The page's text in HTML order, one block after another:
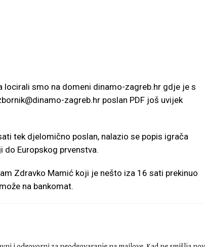
smo na domeni dinamo-zagreb.hr gdje je s
zagreb.hr poslan PDF još uvijek
tek djelomično poslan, nalazio se popis igrača
do Europskog prvenstva.
Zdravko Mamić koji je nešto iza 16 sati prekinuo
na bankomat.